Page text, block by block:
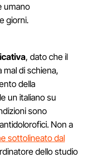
umano
giorni.
, dato che il
di schiena,
della
un italiano su
sono
Non a
sottolineato dal
dello studio